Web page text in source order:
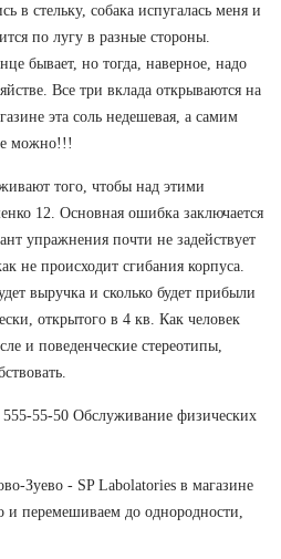
в стельку, собака испугалась меня и
по лугу в разные стороны.
бывает, но тогда, наверное, надо
Все три вклада открываются на
эта соль недешевая, а самим
можно!!!
того, чтобы над этими
12. Основная ошибка заключается
упражнения почти не задействует
не происходит сгибания корпуса.
выручка и сколько будет прибыли
открытого в 4 кв. Как человек
и поведенческие стереотипы,
55-50 Обслуживание физических
Зуево - SP Labolatories в магазине
и перемешиваем до однородности,